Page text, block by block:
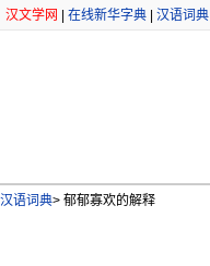
汉文学网 在线新华字典 汉语词典
汉语词典> 郁郁寡欢的解释